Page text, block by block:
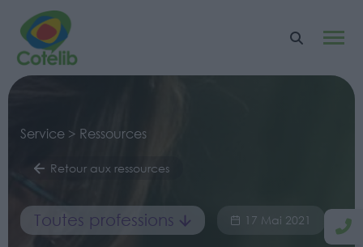
Service > Ressources
Retour aux ressources
Toutes professions 17 Mai 2021